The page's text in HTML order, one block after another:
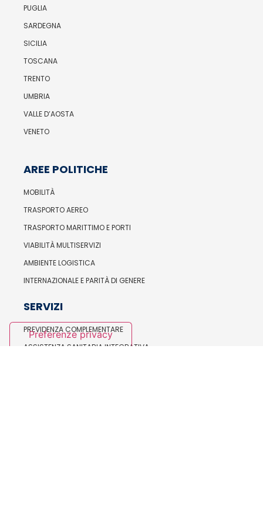
PUGLIA
SARDEGNA
SICILIA
TOSCANA
TRENTO
UMBRIA
VALLE D’AOSTA
VENETO
AREE POLITICHE
MOBILITÀ
TRASPORTO AEREO
TRASPORTO MARITTIMO E PORTI
VIABILITÀ MULTISERVIZI
AMBIENTE LOGISTICA
INTERNAZIONALE E PARITÀ DI GENERE
SERVIZI
PREVIDENZA COMPLEMENTARE
ASSISTENZA SANITARIA INTEGRATIVA